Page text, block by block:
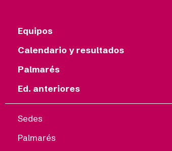
Equipos
Calendario y resultados
Palmarés
Ed. anteriores
Sedes
Palmarés